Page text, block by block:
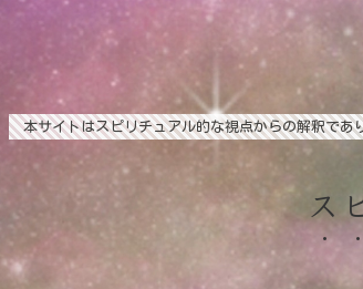
本サイトはスピリチュアル的な視点からの解釈であ
ス